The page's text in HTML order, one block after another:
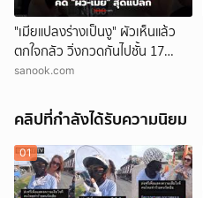
"เมียแปลงร่างเป็นงู" ผัวเห็นแล้ว
ตกใจกลัว วิ่งกวดกันไปชั้น 17
ตร.เผยบทสรุปคดีสุดแปลก!
sanook.com
คลิปที่กำลังได้รับความนิยม
01